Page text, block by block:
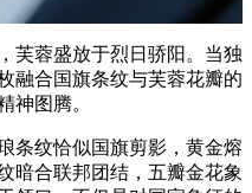
芙蓉盛放于烈日骄阳。当独
融合国旗条纹与芙蓉花瓣的
神图腾。
条纹恰似国旗剪影，黄金熔
暗合联邦团结，五瓣金花象